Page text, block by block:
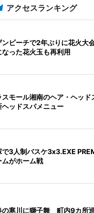
アクセスランキング
ンビーチで2年ぶりに花火大
なった花火玉も再利用
スモール湘南のヘア・ヘッド
ヘッドスパメニュー
で3人制バスケ3x3.EXE
ムがホーム戦
の寒川に獅子舞 町内9カ所